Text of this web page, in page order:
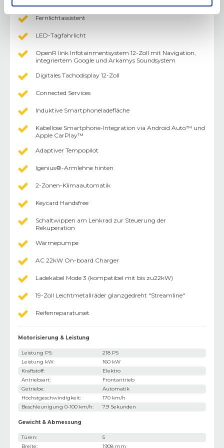
Fernlichtassistent
LED-Tagfahrlicht
OpenR link Infotainmentsystem 12-Zoll mit Navigation,
integriertem Google und Arkamys Soundsystem
Digitales Tachodisplay 12-Zoll
Connected Services
Induktive Smartphoneladefläche
Kabellose Smartphone-Integration via Android Auto™ und
Apple CarPlay™
Adaptiver Tempopilot
Igenius®-Armlehne hinten
2-Zonen-Klimaautomatik
Keycard Handsfree
Schaltwippen am Lenkrad zur Steuerung der
Rekuperation
Wärmepumpe
AC 22kW On-board Charger
Ladekabel Mode 3 (kompatibel mit bis zu22kW)
19-Zoll Leichtmetallräder glanzgedreht "Streamline"
Reifenreparaturset
Motorisierung & Leistung
Leistung PS:
218 PS
Leistung kW:
160 kW
Kraftstoff:
Elektro
Antriebsart:
Frontantrieb
Getriebe:
Automatik
Höchstgeschwindigkeit:
170 km/h
Beschleunigung 0-100 km/h: 7.9 Sekunden
Gewicht & Abmessung
Türen:
5
Breite: 1908 mm